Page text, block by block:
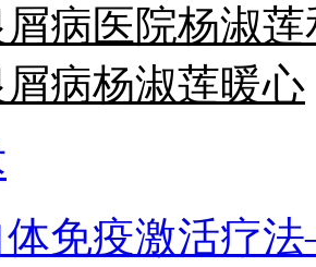
病医院杨淑莲
病杨淑莲暖心
体免疫激活疗